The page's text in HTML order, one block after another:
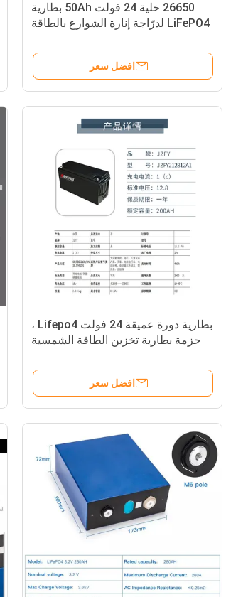
26650 خلية 24 فولت 50Ah بطارية
LiFePO4 لدرّاجة إنارة الشوارع بالطاقة
افضل سعر
بطارية دورة عميقة 24 فولت Lifepo4 ،
حزمة بطارية تخزين الطاقة الشمسية
افضل سعر